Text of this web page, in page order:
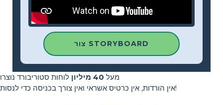
צור STORYBOARD
מעל 40 מיליון
לוחות סטוריבורד נוצרו
אין הורדות, אין כרטיס אשראי ואין צורך בכניסה כדי לנסות!